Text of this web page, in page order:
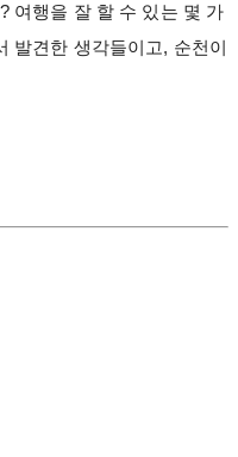
여행을 잘 할 수 있는 몇 가
발견한 생각들이고, 순천이